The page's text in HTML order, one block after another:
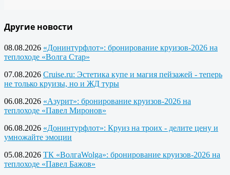
Другие новости
08.08.2026 «Донинтурфлот»: бронирование круизов-2026 на
теплоходе «Волга Стар»
07.08.2026 Cruise.ru: Эстетика купе и магия пейзажей - теперь
не только круизы, но и ЖД туры
06.08.2026 «Азурит»: бронирование круизов-2026 на
теплоходе «Павел Миронов»
06.08.2026 «Донинтурфлот»: Круиз на троих - делите цену и
умножайте эмоции
05.08.2026 ТК «ВолгаWolga»: бронирование круизов-2026 на
теплоходе «Павел Бажов»